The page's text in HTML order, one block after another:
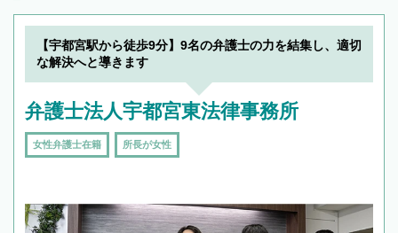
【宇都宮駅から徒歩9分】9名の弁護士の力を結集し、適切
な解決へと導きます
弁護士法人宇都宮東法律事務所
女性弁護士在籍 所長が女性